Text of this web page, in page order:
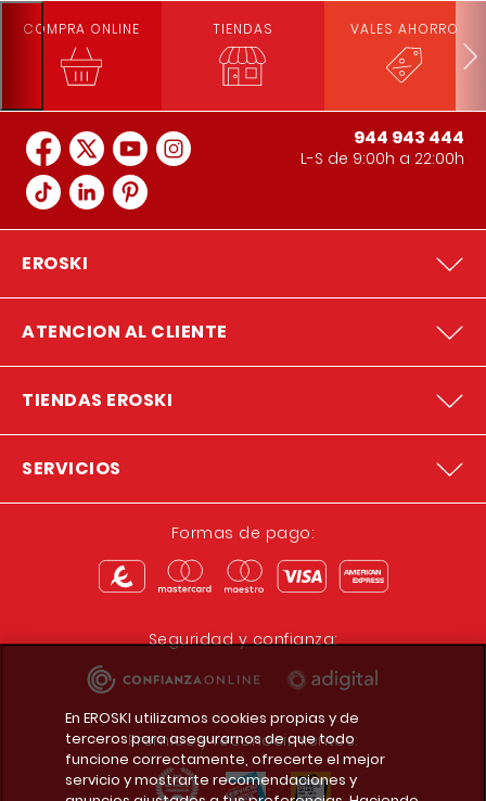
COMPRA ONLINE TIENDAS VALES AHORRO
944 943 444
L-S de 9:00h a 22:00h
EROSKI
ATENCION AL CLIENTE
TIENDAS EROSKI
SERVICIOS
Formas de pago:
Seguridad y confianza:
Premios y reconocimientos:
En EROSKI utilizamos cookies propias y de
terceros para asegurarnos de que todo
funcione correctamente, ofrecerte el mejor
servicio y mostrarte recomendaciones y